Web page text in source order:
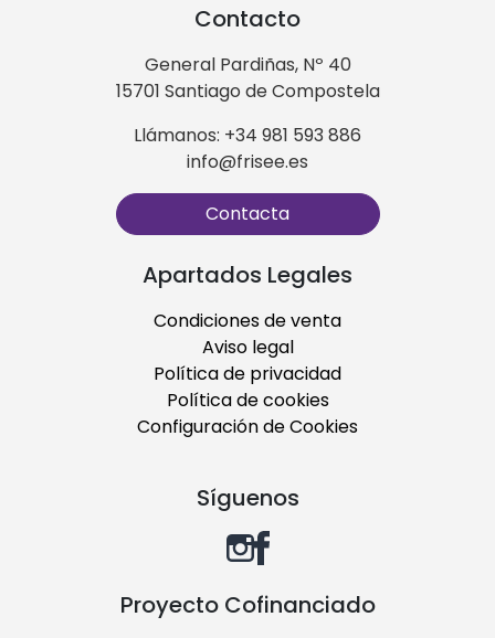
Contacto
General Pardiñas, Nº 40
15701 Santiago de Compostela
Llámanos: +34 981 593 886
info@frisee.es
Contacta
Apartados Legales
Condiciones de venta
Aviso legal
Política de privacidad
Política de cookies
Configuración de Cookies
Síguenos
Proyecto Cofinanciado